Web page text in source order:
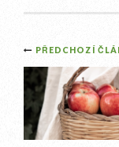
Post
PŘEDCHOZÍ